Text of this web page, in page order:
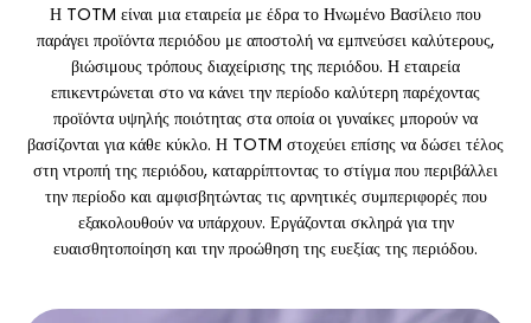
Γκαλερί μαρκών
Επιλογή μάρκας
Υπολογιστές
Η TOTM είναι μια εταιρεία με έδρα το Ηνωμένο Βασίλειο που
παράγει προϊόντα περιόδου με αποστολή να εμπνεύσει καλύτερους,
βιώσιμους τρόπους διαχείρισης της περιόδου. Η εταιρεία
επικεντρώνεται στο να κάνει την περίοδο καλύτερη παρέχοντας
προϊόντα υψηλής ποιότητας στα οποία οι γυναίκες μπορούν να
βασίζονται για κάθε κύκλο. Η TOTM στοχεύει επίσης να δώσει τέλος
στη ντροπή της περιόδου, καταρρίπτοντας το στίγμα που περιβάλλει
την περίοδο και αμφισβητώντας τις αρνητικές συμπεριφορές που
εξακολουθούν να υπάρχουν. Εργάζονται σκληρά για την
ευαισθητοποίηση και την προώθηση της ευεξίας της περιόδου.